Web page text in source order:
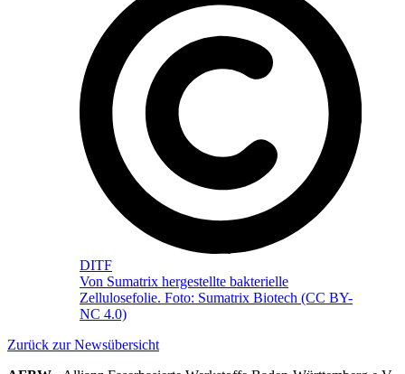
DITF
Von Sumatrix hergestellte bakterielle
Zellulosefolie. Foto: Sumatrix Biotech (CC BY-
NC 4.0)
Zurück zur Newsübersicht